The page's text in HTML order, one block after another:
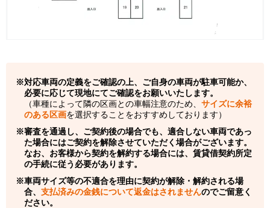
対応車両の定義をご確認の上、ご自身の車両が駐車可能か、
必要に応じて現地にてご確認をお願いいたします。
（車種によって隣の区画との車幅注意のため、 サイズに余裕
のある区画を選択することをおすすめしております）
審査を通過し、ご契約後の場合でも、適合しない車両であっ
た場合にはご契約を解除させていただく場合がございます。
なお、お客様から契約を解約する場合には、賃貸借契約所定
の手続に従う必要があります。
車両サイズ等の不適合を理由に契約が解除・解約される場
合、 支払済みの金銭について返金はされませんのでご留意く
ださい。